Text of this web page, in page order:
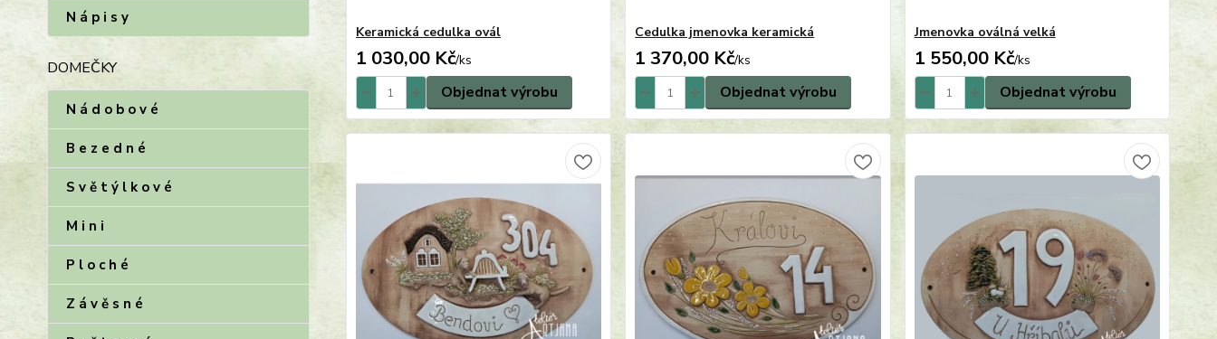
N á p i s y
DOMEČKY
N á d o b o v é
B e z e d n é
S v ě t ý l k o v é
M i n i
P l o c h é
Z á v ě s n é
Keramická cedulka ovál
1 030,00 Kč/ks
Objednat výrobu
Cedulka jmenovka keramická
1 370,00 Kč/ks
Objednat výrobu
Jmenovka oválná velká
1 550,00 Kč/ks
Objednat výrobu